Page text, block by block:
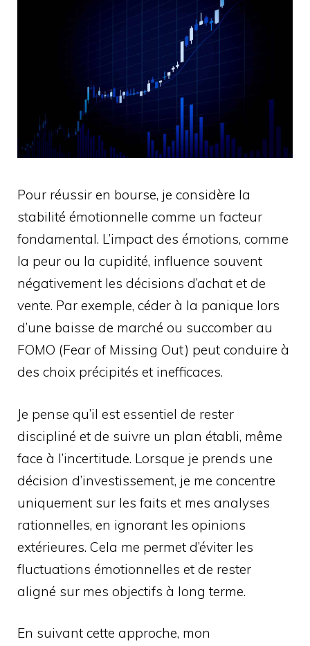
Pour réussir en bourse, je considère la
stabilité émotionnelle comme un facteur
fondamental. L’impact des émotions, comme
la peur ou la cupidité, influence souvent
négativement les décisions d’achat et de
vente. Par exemple, céder à la panique lors
d’une baisse de marché ou succomber au
FOMO (Fear of Missing Out) peut conduire à
des choix précipités et inefficaces.
Je pense qu’il est essentiel de rester
discipliné et de suivre un plan établi, même
face à l’incertitude. Lorsque je prends une
décision d’investissement, je me concentre
uniquement sur les faits et mes analyses
rationnelles, en ignorant les opinions
extérieures. Cela me permet d’éviter les
fluctuations émotionnelles et de rester
aligné sur mes objectifs à long terme.
En suivant cette approche, mon